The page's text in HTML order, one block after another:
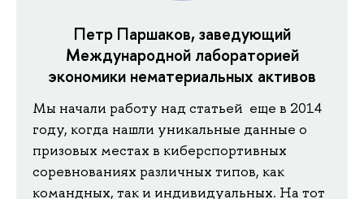
Петр Паршаков, заведующий
Международной лабораторией
экономики нематериальных активов
Мы начали работу над статьей еще в 2014
году, когда нашли уникальные данные о
призовых местах в киберспортивных
соревнованиях различных типов, как
командных, так и индивидуальных. На тот